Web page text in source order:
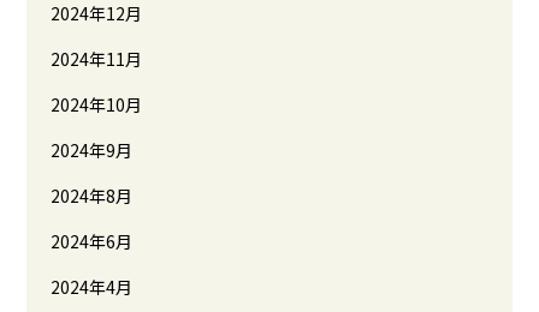
2024年12月
2024年11月
2024年10月
2024年9月
2024年8月
2024年6月
2024年4月